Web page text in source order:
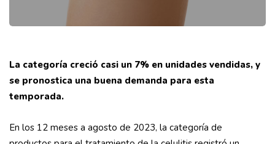
La categoría creció casi un 7% en unidades vendidas, y
se pronostica una buena demanda para esta
temporada.
En los 12 meses a agosto de 2023, la categoría de